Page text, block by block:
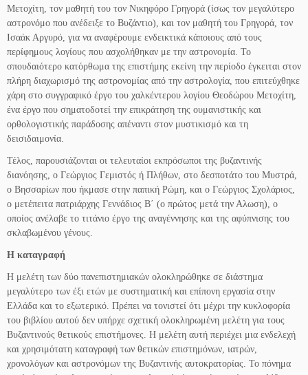
Μετοχίτη, τον μαθητή του τον Νικηφόρο Γρηγορά (ίσως τον μεγαλύτερο
αστρονόμο που ανέδειξε το Βυζάντιο), και τον μαθητή του Γρηγορά, τον
Ισαάκ Αργυρό, για να αναφέρουμε ενδεικτικά κάποιους από τους
περίφημους λογίους που ασχολήθηκαν με την αστρονομία. Το
σπουδαιότερο κατόρθωμα της επιστήμης εκείνη την περίοδο έγκειται στον
πλήρη διαχωρισμό της αστρονομίας από την αστρολογία, που επιτεύχθηκε
χάρη στο συγγραφικό έργο του χαλκέντερου λογίου Θεοδώρου Μετοχίτη,
ένα έργο που σηματοδοτεί την επικράτηση της ουμανιστικής και
ορθολογιστικής παράδοσης απέναντι στον μυστικισμό και τη
δεισιδαιμονία.
Τέλος, παρουσιάζονται οι τελευταίοι εκπρόσωποι της βυζαντινής
διανόησης, ο Γεώργιος Γεμιστός ή Πλήθων, στο δεσποτάτο του Μυστρά,
ο Βησσαρίων που ήκμασε στην παπική Ρώμη, και ο Γεώργιος Σχολάριος,
ο μετέπειτα πατριάρχης Γεννάδιος Β΄ (ο πρώτος μετά την Αλωση), ο
οποίος ανέλαβε το τιτάνιο έργο της αναγέννησης και της αφύπνισης του
σκλαβωμένου γένους.
H καταγραφή
Η μελέτη των δύο πανεπιστημιακών ολοκληρώθηκε σε διάστημα
μεγαλύτερο των έξι ετών με συστηματική και επίπονη εργασία στην
Ελλάδα και το εξωτερικό. Πρέπει να τονιστεί ότι μέχρι την κυκλοφορία
του βιβλίου αυτού δεν υπήρχε σχετική ολοκληρωμένη μελέτη για τους
Βυζαντινούς θετικούς επιστήμονες. Η μελέτη αυτή περιέχει μια ενδελεχή
και χρησιμότατη καταγραφή των θετικών επιστημόνων, ιατρών,
χρονολόγων και αστρονόμων της Βυζαντινής αυτοκρατορίας. Το πόνημα